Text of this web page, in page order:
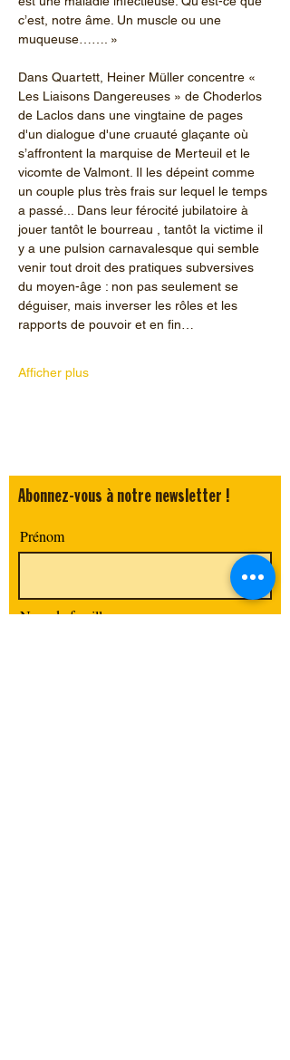
c’est, notre âme. Un muscle ou une
muqueuse……. »
Dans Quartett, Heiner Müller concentre «
Les Liaisons Dangereuses » de Choderlos
de Laclos dans une vingtaine de pages
d'un dialogue d'une cruauté glaçante où
s’affrontent la marquise de Merteuil et le
vicomte de Valmont. Il les dépeint comme
un couple plus très frais sur lequel le temps
a passé... Dans leur férocité jubilatoire à
jouer tantôt le bourreau , tantôt la victime il
y a une pulsion carnavalesque qui semble
venir tout droit des pratiques subversives
du moyen-âge : non pas seulement se
déguiser, mais inverser les rôles et les
rapports de pouvoir et en fin…
Afficher plus
Abonnez-vous à notre newsletter !
Prénom
Nom de famille